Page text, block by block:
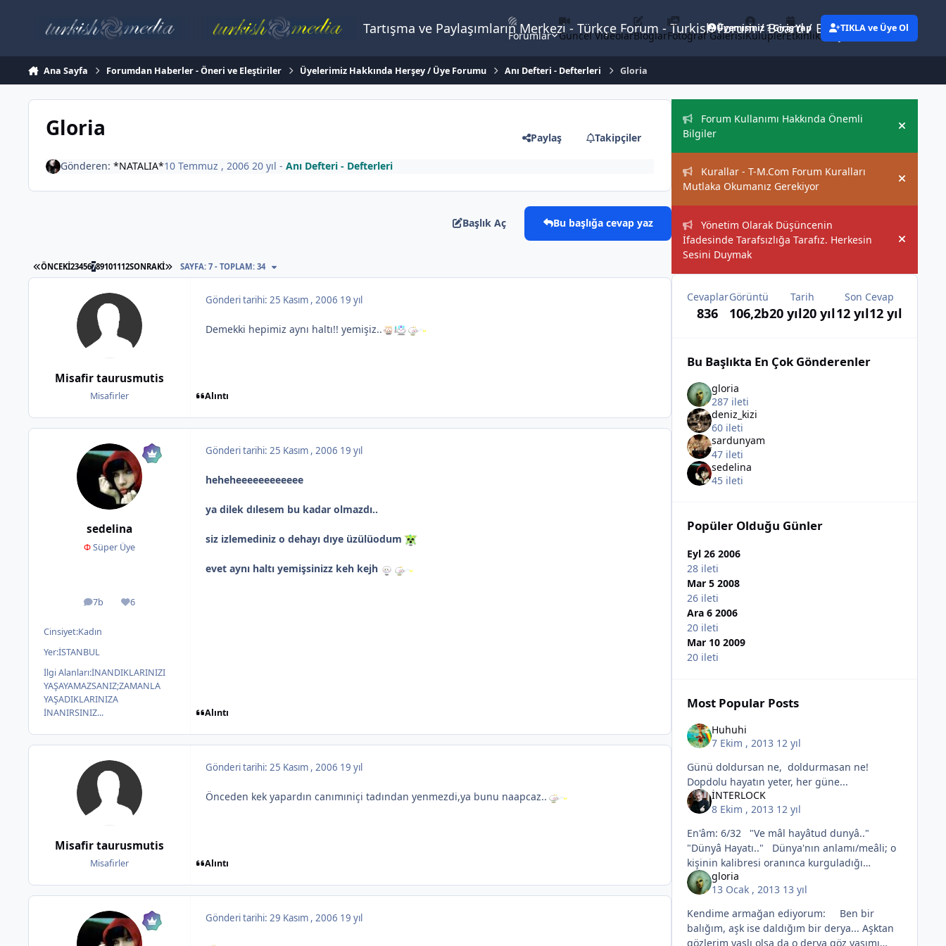
Tartışma ve Paylaşımların Merkezi - Türkçe Forum - Turkish Forum / Board / Blog
Forumlar Güncel VideolarBloglarFotoğraf GalerisiKulüplerEtkinliklerEylemler
Üyemisiniz ? Giriş Yap TIKLA ve Üye Ol
Ana Sayfa Forumdan Haberler - Öneri ve Eleştiriler Üyelerimiz Hakkında Herşey / Üye Forumu Anı Defteri - Defterleri Gloria
Gloria Paylaş Takipçiler
Gönderen: *NATALIA*10 Temmuz , 2006 20 yıl - Anı Defteri - Defterleri
Başlık Aç Bu başlığa cevap yaz
İLK SAYFA
ÖNCEKI23456789101112SONRAKI SON SAYFA
SAYFA: 7 - TOPLAM: 34
Misafir taurusmutis
Misafirler
Gönderi tarihi: 25 Kasım , 2006 19 yıl
Demekki hepimiz aynı haltı!! yemişiz..
Alıntı
sedelina
ΦSüper Üye
7b
ileti 6
İtibar
Cinsiyet:Kadın
Yer:İSTANBUL
İlgi Alanları:İNANDIKLARINIZI
YAŞAYAMAZSANIZ;ZAMANLA
YAŞADIKLARINIZA
İNANIRSINIZ...
Gönderi tarihi: 25 Kasım , 2006 19 yıl
heheheeeeeeeeeeee
ya dilek dılesem bu kadar olmazdı..
siz izlemediniz o dehayı dıye üzülüodum
evet aynı haltı yemişsinizz keh kejh
Alıntı
Misafir taurusmutis
Misafirler
Gönderi tarihi: 25 Kasım , 2006 19 yıl
Önceden kek yapardın canımıniçi tadından yenmezdi,ya bunu naapcaz..
Alıntı
Gönderi tarihi: 29 Kasım , 2006 19 yıl
Duyurular
Forum Kullanımı Hakkında Önemli
Bilgiler
Hide
Kurallar - T-M.Com Forum Kuralları
Mutlaka Okumanız Gerekiyor
Hide
Yönetim Olarak Düşüncenin
İfadesinde Tarafsızlığa Tarafız. Herkesin
Sesini Duymak
Hide
Cevaplar
836
Görüntü
106,2b
Tarih
20 yıl20 yıl
Son Cevap
12 yıl12 yıl
Bu Başlıkta En Çok Gönderenler
gloria
287 ileti
deniz_kizi
60 ileti
sardunyam
47 ileti
sedelina
45 ileti
Popüler Olduğu Günler
Eyl 26 2006
28 ileti
Mar 5 2008
26 ileti
Ara 6 2006
20 ileti
Mar 10 2009
20 ileti
Most Popular Posts
Huhuhi
7 Ekim , 2013 12 yıl
Günü doldursan ne, doldurmasan ne!
Dopdolu hayatın yeter, her güne...
İNTERLOCK
8 Ekim , 2013 12 yıl
En'âm: 6/32 "Ve mâl hayâtud dunyâ.."
"Dünyâ Hayatı.." Dünya'nın anlamı/meâli; o
kişinin kalibresi oranınca kurguladığı
efektif/yürürlükte olan/etkin hayâlî bi sunum;
imgesel bi prodüksiyon
gloria
13 Ocak , 2013 13 yıl
Kendime armağan ediyorum: Ben bir
balığım, aşk ise daldığım bir derya... Aşktan
gözlerim yaşlı olsa da o derya göz yaşımı